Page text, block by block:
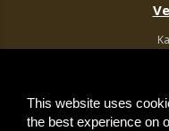
This website uses
the best experience on